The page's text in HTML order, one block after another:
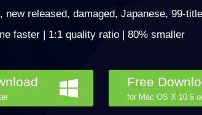
new released, damaged, Japanese, 99-
faster | 1:1 quality ratio | 80% smaller
Free
for Mac OS X 10.6